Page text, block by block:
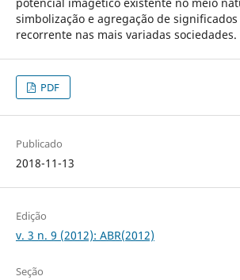
simbolização e agregação de
recorrente nas mais variadas sociedades.
PDF
Publicado
2018-11-13
Edição
v. 3 n. 9 (2012): ABR(2012)
Seção